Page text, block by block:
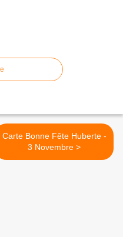
Carte Bonne Fête Huberte -
3 Novembre >